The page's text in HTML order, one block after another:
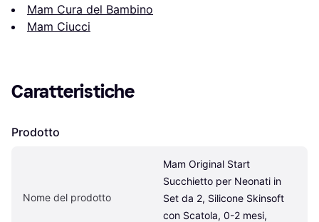
Mam Cura del Bambino
Mam Ciucci
Caratteristiche
Prodotto
Nome del prodotto
Mam Original Start
Succhietto per Neonati in
Set da 2, Silicone Skinsoft
con Scatola, 0-2 mesi,